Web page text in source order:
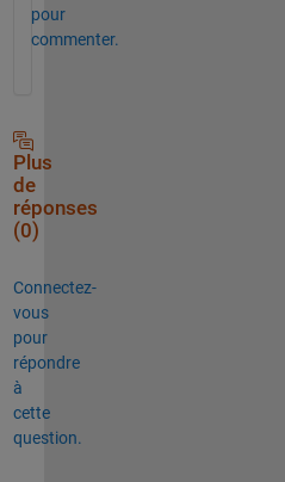
pour
commenter.
Plus
de
réponses
(0)
Connectez-
vous
pour
répondre
à
cette
question.